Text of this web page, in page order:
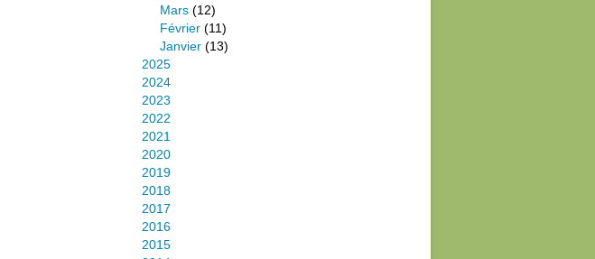
Mars (12)
Février (11)
Janvier (13)
2025
2024
2023
2022
2021
2020
2019
2018
2017
2016
2015